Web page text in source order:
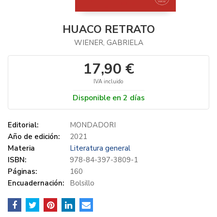
HUACO RETRATO
WIENER, GABRIELA
17,90 €
IVA incluido
Disponible en 2 días
Editorial:
MONDADORI
Año de edición:
2021
Materia
Literatura general
ISBN:
978-84-397-3809-1
Páginas:
160
Encuadernación:
Bolsillo